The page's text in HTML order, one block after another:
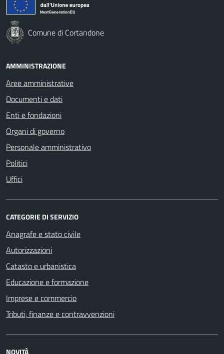
Comune di Cortandone
AMMINISTRAZIONE
Aree amministrative
Documenti e dati
Enti e fondazioni
Organi di governo
Personale amministrativo
Politici
Uffici
CATEGORIE DI SERVIZIO
Anagrafe e stato civile
Autorizzazioni
Catasto e urbanistica
Educazione e formazione
Imprese e commercio
Tributi, finanze e contravvenzioni
NOVITÀ